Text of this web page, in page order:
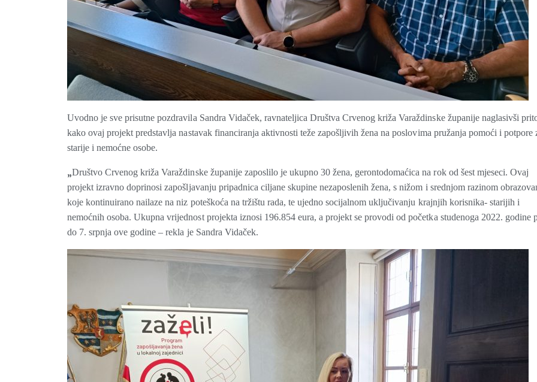
Uvodno je sve prisutne pozdravila Sandra Vidaček, ravnateljica Društva Crvenog križa Varaždinske županije naglasivši
kako ovaj projekt predstavlja nastavak financiranja aktivnosti teže zapošljivih žena na poslovima pružanja pomoći i potpore
starije i nemoćne osobe.
„Društvo Crvenog križa Varaždinske županije zaposlilo je ukupno 30 žena, gerontodomaćica na rok od šest mjeseci. Ovaj
projekt izravno doprinosi zapošljavanju pripadnica ciljane skupine nezaposlenih žena, s nižom i srednjom razinom
koje kontinuirano nailaze na niz poteškoća na tržištu rada, te ujedno socijalnom uključivanju krajnjih korisnika- starijih i
nemoćnih osoba. Ukupna vrijednost projekta iznosi 196.854 eura, a projekt se provodi od početka studenoga 2022. godine
do 7. srpnja ove godine – rekla je Sandra Vidaček.